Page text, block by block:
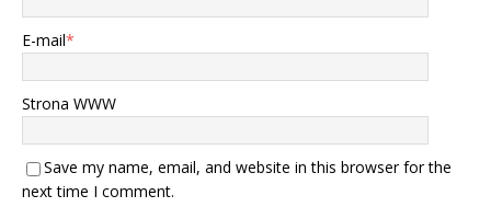
E-mail*
Strona WWW
Save my name, email, and website in this browser for the
next time I comment.